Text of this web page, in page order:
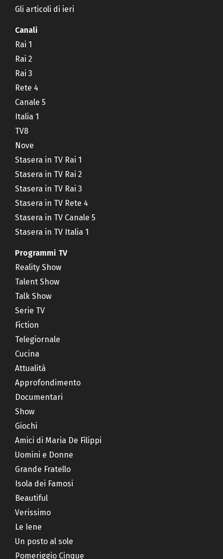
Gli articoli di ieri
Canali
Rai 1
Rai 2
Rai 3
Rete 4
Canale 5
Italia 1
TV8
Nove
Stasera in TV Rai 1
Stasera in TV Rai 2
Stasera in TV Rai 3
Stasera in TV Rete 4
Stasera in TV Canale 5
Stasera in TV Italia 1
Programmi TV
Reality Show
Talent Show
Talk Show
Serie TV
Fiction
Telegiornale
Cucina
Attualità
Approfondimento
Documentari
Show
Giochi
Amici di Maria De Filippi
Uomini e Donne
Grande Fratello
Isola dei Famosi
Beautiful
Verissimo
Le Iene
Un posto al sole
Pomeriggio Cinque